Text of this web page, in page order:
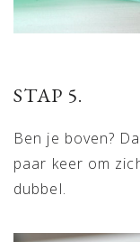
STAP 5.
Ben je boven?
paar keer om
dubbel.